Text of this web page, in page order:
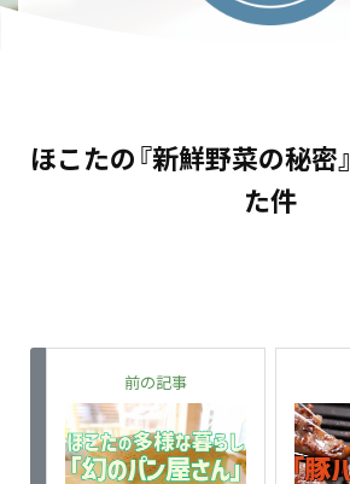
ほこたの『新鮮野菜の秘密
た件
前の記事